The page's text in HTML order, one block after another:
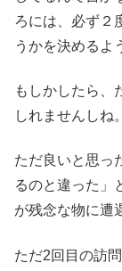
ろには、必ず２
うかを決めるよ
もしかしたら、
しれませんしね。
ただ良いと思っ
るのと違った」
が残念な物に遭
ただ2回目の訪